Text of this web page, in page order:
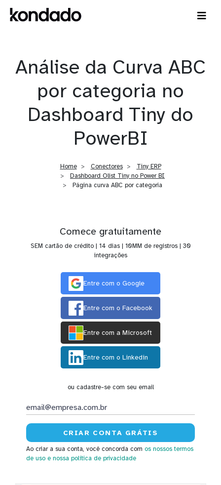
Análise da Curva ABC
por categoria no
Dashboard Tiny do
PowerBI
Home Conectores
Tiny ERP
Dashboard Olist Tiny no Power BI
Página curva ABC por categoria
Comece gratuitamente
SEM cartão de crédito | 14 dias | 10MM de registros | 30
integrações
Entre com o Google
Entre com o Facebook
Entre com a Microsoft
Entre com o Linkedin
ou cadastre-se com seu email
Ao criar a sua conta, você concorda com os nossos termos
de uso e nossa política de privacidade